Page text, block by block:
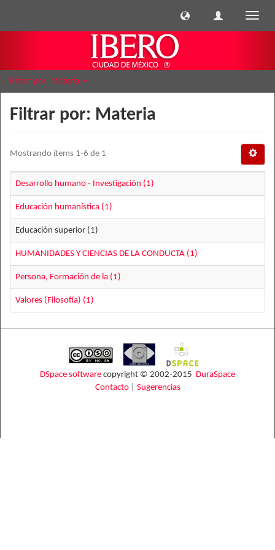
Filtrar por: Materia
Filtrar por: Materia
Mostrando ítems 1-6 de 1
Desarrollo humano - Investigación (1)
Educación humanística (1)
Educación superior (1)
HUMANIDADES Y CIENCIAS DE LA CONDUCTA (1)
Persona, Formación de la (1)
Valores (Filosofía) (1)
DSpace software copyright © 2002-2015 DuraSpace
Contacto| Sugerencias